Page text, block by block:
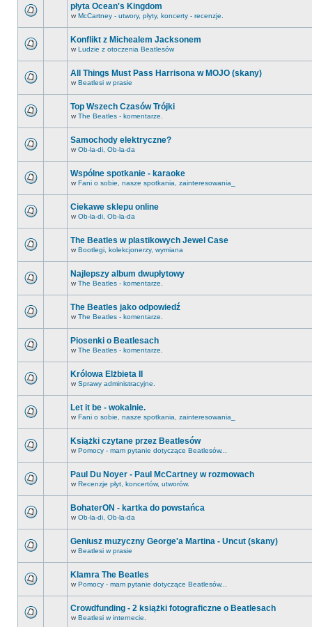
płyta Ocean's Kingdom
w McCartney - utwory, płyty, koncerty - recenzje.
Konflikt z Michealem Jacksonem
w Ludzie z otoczenia Beatlesów
All Things Must Pass Harrisona w MOJO (skany)
w Beatlesi w prasie
Top Wszech Czasów Trójki
w The Beatles - komentarze.
Samochody elektryczne?
w Ob-la-di, Ob-la-da
Wspólne spotkanie - karaoke
w Fani o sobie, nasze spotkania, zainteresowania_
Ciekawe sklepu online
w Ob-la-di, Ob-la-da
The Beatles w plastikowych Jewel Case
w Bootlegi, kolekcjonerzy, wymiana
Najlepszy album dwupłytowy
w The Beatles - komentarze.
The Beatles jako odpowiedź
w The Beatles - komentarze.
Piosenki o Beatlesach
w The Beatles - komentarze.
Królowa Elżbieta II
w Sprawy administracyjne.
Let it be - wokalnie.
w Fani o sobie, nasze spotkania, zainteresowania_
Książki czytane przez Beatlesów
w Pomocy - mam pytanie dotyczące Beatlesów...
Paul Du Noyer - Paul McCartney w rozmowach
w Recenzje płyt, koncertów, utworów.
BohaterON - kartka do powstańca
w Ob-la-di, Ob-la-da
Geniusz muzyczny George'a Martina - Uncut (skany)
w Beatlesi w prasie
Klamra The Beatles
w Pomocy - mam pytanie dotyczące Beatlesów...
Crowdfunding - 2 książki fotograficzne o Beatlesach
w Beatlesi w internecie.